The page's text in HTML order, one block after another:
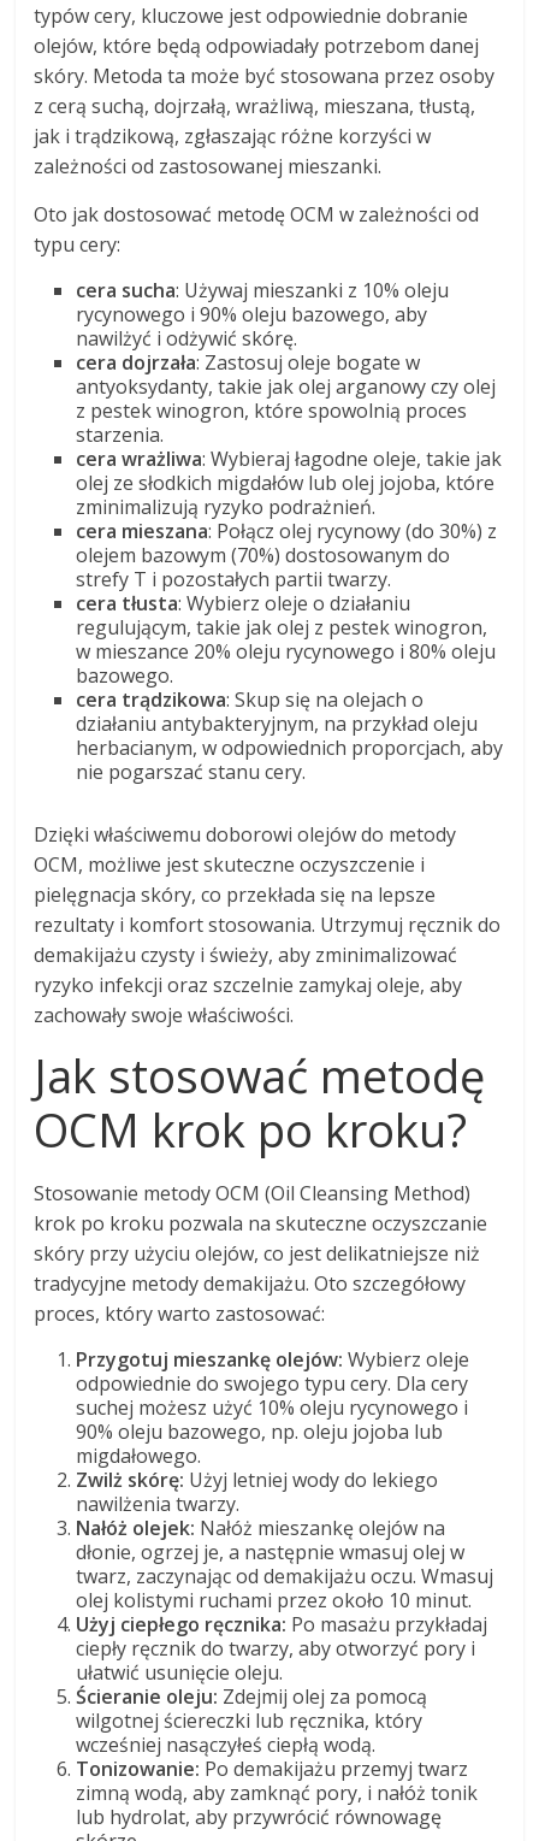
typów cery, kluczowe jest odpowiednie dobranie
olejów, które będą odpowiadały potrzebom danej
skóry. Metoda ta może być stosowana przez osoby
z cerą suchą, dojrzałą, wrażliwą, mieszana, tłustą,
jak i trądzikową, zgłaszając różne korzyści w
zależności od zastosowanej mieszanki.
Oto jak dostosować metodę OCM w zależności od
typu cery:
cera sucha: Używaj mieszanki z 10% oleju
rycynowego i 90% oleju bazowego, aby
nawilżyć i odżywić skórę.
cera dojrzała: Zastosuj oleje bogate w
antyoksydanty, takie jak olej arganowy czy olej
z pestek winogron, które spowolnią proces
starzenia.
cera wrażliwa: Wybieraj łagodne oleje, takie jak
olej ze słodkich migdałów lub olej jojoba, które
zminimalizują ryzyko podrażnień.
cera mieszana: Połącz olej rycynowy (do 30%) z
olejem bazowym (70%) dostosowanym do
strefy T i pozostałych partii twarzy.
cera tłusta: Wybierz oleje o działaniu
regulującym, takie jak olej z pestek winogron,
w mieszance 20% oleju rycynowego i 80% oleju
bazowego.
cera trądzikowa: Skup się na olejach o
działaniu antybakteryjnym, na przykład oleju
herbacianym, w odpowiednich proporcjach, aby
nie pogarszać stanu cery.
Dzięki właściwemu doborowi olejów do metody
OCM, możliwe jest skuteczne oczyszczenie i
pielęgnacja skóry, co przekłada się na lepsze
rezultaty i komfort stosowania. Utrzymuj ręcznik do
demakijażu czysty i świeży, aby zminimalizować
ryzyko infekcji oraz szczelnie zamykaj oleje, aby
zachowały swoje właściwości.
Jak stosować metodę
OCM krok po kroku?
Stosowanie metody OCM (Oil Cleansing Method)
krok po kroku pozwala na skuteczne oczyszczanie
skóry przy użyciu olejów, co jest delikatniejsze niż
tradycyjne metody demakijażu. Oto szczegółowy
proces, który warto zastosować:
Przygotuj mieszankę olejów: Wybierz oleje
odpowiednie do swojego typu cery. Dla cery
suchej możesz użyć 10% oleju rycynowego i
90% oleju bazowego, np. oleju jojoba lub
migdałowego.
Zwilż skórę: Użyj letniej wody do lekiego
nawilżenia twarzy.
Nałóż olejek: Nałóż mieszankę olejów na
dłonie, ogrzej je, a następnie wmasuj olej w
twarz, zaczynając od demakijażu oczu. Wmasuj
olej kolistymi ruchami przez około 10 minut.
Użyj ciepłego ręcznika: Po masażu przykładaj
ciepły ręcznik do twarzy, aby otworzyć pory i
ułatwić usunięcie oleju.
Ścieranie oleju: Zdejmij olej za pomocą
wilgotnej ściereczki lub ręcznika, który
wcześniej nasączyłeś ciepłą wodą.
Tonizowanie: Po demakijażu przemyj twarz
zimną wodą, aby zamknąć pory, i nałóż tonik
lub hydrolat, aby przywrócić równowagę